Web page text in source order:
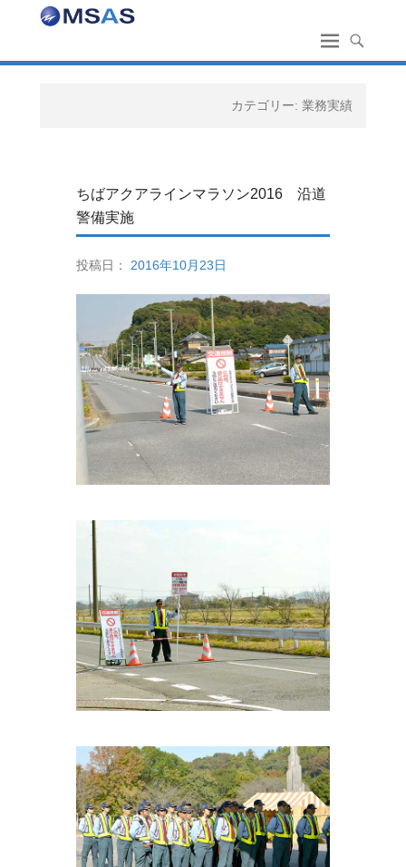
カテゴリー: 業務実績
ちばアクアラインマラソン2016 沿道
警備実施
投稿日： 2016年10月23日